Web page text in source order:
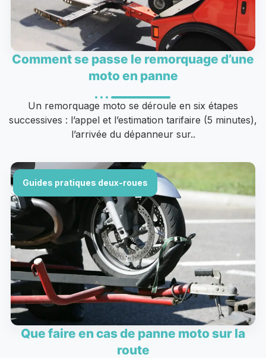
Comment se passe le remorquage d’une
moto en panne
Un remorquage moto se déroule en six étapes
successives : l’appel et l’estimation tarifaire (5 minutes),
l’arrivée du dépanneur sur..
Guides pratiques deux-roues
Que faire en cas de panne moto sur la
route